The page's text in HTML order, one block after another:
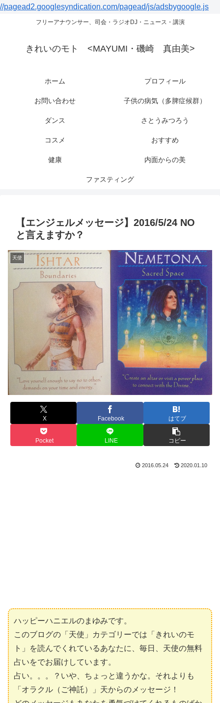
//pagead2.googlesyndication.com/pagead/js/adsbygoogle.js
フリーアナウンサー、司会・ラジオDJ・ニュース・講演
きれいのモト <MAYUMI・磯崎 真由美>
ホーム プロフィール
お問い合わせ 子供の病気（多脾症候群）
ダンス さとうみつろう
コスメ おすすめ
健康 内面からの美
ファスティング
【エンジェルメッセージ】2016/5/24 NO
と言えますか？
天使
X Facebook はてブ
Pocket LINE コピー
2016.05.24 2020.01.10
ハッピーハニエルのまゆみです。
このブログの「天使」カテゴリーでは「きれいのモ
ト」を読んでくれているあなたに、毎日、天使の無料
占いをでお届けしています。
占い。。。？いや、ちょっと違うかな。それよりも
「オラクル（ご神託）」天からのメッセージ！